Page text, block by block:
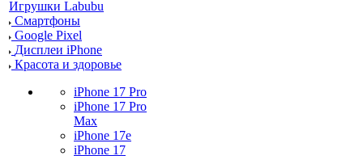
Игрушки Labubu
Смартфоны
Google Pixel
Дисплеи iPhone
Красота и здоровье
iPhone 17 Pro
iPhone 17 Pro
Max
iPhone 17e
iPhone 17